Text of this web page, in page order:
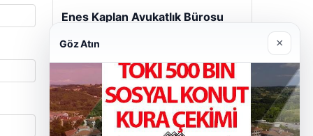
Enes Kaplan Avukatlık Bürosu
Göz Atın ×